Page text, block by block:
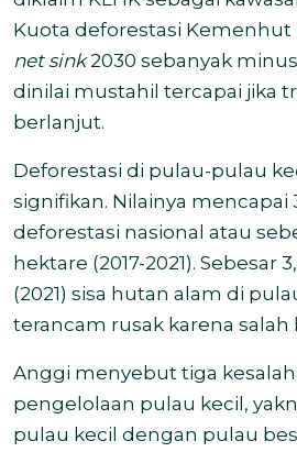
Kuota deforestasi
net sink2030 sebanyak
dinilai mustahil tercapai jika
berlanjut.
Deforestasi di pulau-pulau
signifikan. Nilainya mencapai
deforestasi nasional atau
hektare (2017-2021). Sebesar
(2021) sisa hutan alam di
terancam rusak karena salah
Anggi menyebut tiga
pengelolaan pulau kecil,
pulau kecil dengan pulau